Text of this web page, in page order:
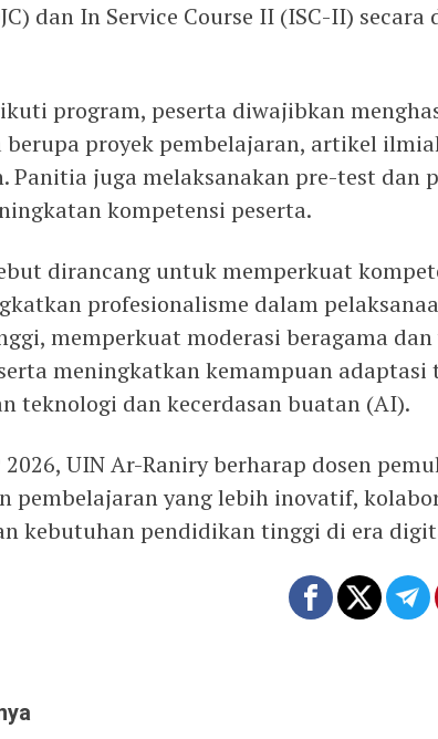
dan In Service Course II (ISC-II)
program, peserta diwajibkan
proyek pembelajaran, artikel
Panitia juga melaksanakan pre-test dan
kompetensi peserta.
dirancang untuk memperkuat
profesionalisme dalam
memperkuat moderasi beragama dan
meningkatkan kemampuan adaptasi
teknologi dan kecerdasan buatan (AI).
2026, UIN Ar-Raniry berharap dosen
pembelajaran yang lebih inovatif,
kebutuhan pendidikan tinggi di era